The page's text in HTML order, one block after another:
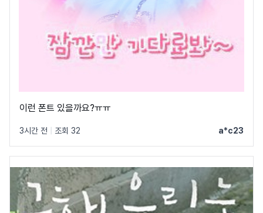
이런 폰트 있을까요?ㅠㅠ
3시간 전 조회 32 a*c23